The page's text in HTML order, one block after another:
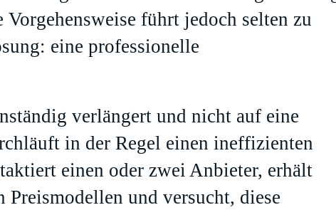
führt jedoch selten zu
eine professionelle
verlängert und nicht auf eine
in der Regel einen ineffizienten
einen oder zwei Anbieter, erhält
und versucht, diese